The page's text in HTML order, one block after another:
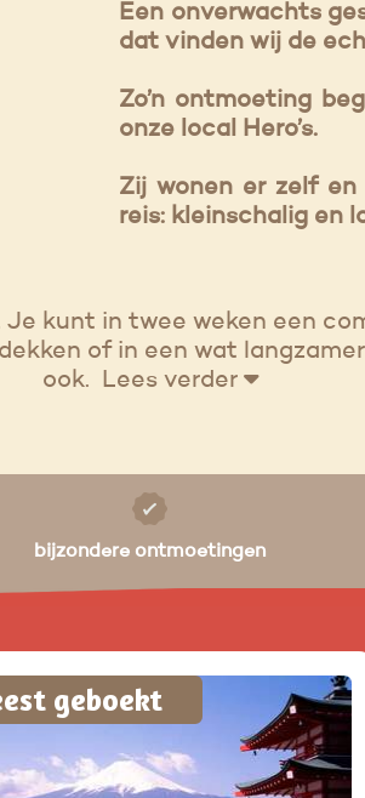
Een onverwachts
dat vinden wij de
Zo’n ontmoeting
onze local Hero’s.
Zij wonen er zelf
reis: kleinschalig en
kunt in twee weken een
of in een wat
ook. Lees verder
bijzondere ontmoetingen
geboekt